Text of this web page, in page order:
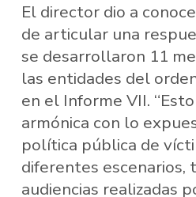
El director dio a
de articular una
se desarrollaron 11
las entidades del
en el Informe VII.
armónica con lo
política pública de
diferentes escenarios,
audiencias realizadas